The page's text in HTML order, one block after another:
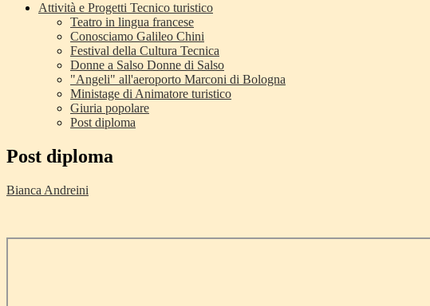
Attività e Progetti Tecnico turistico
Teatro in lingua francese
Conosciamo Galileo Chini
Festival della Cultura Tecnica
Donne a Salso Donne di Salso
"Angeli" all'aeroporto Marconi di Bologna
Ministage di Animatore turistico
Giuria popolare
Post diploma
Post diploma
Bianca Andreini